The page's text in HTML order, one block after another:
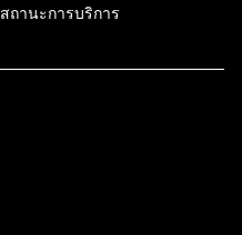
สถานะการบริการ